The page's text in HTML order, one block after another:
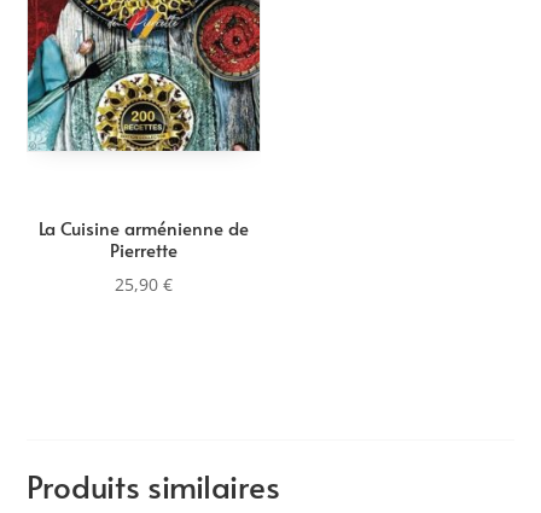
La Cuisine arménienne de
Pierrette
25,90€
Produits similaires